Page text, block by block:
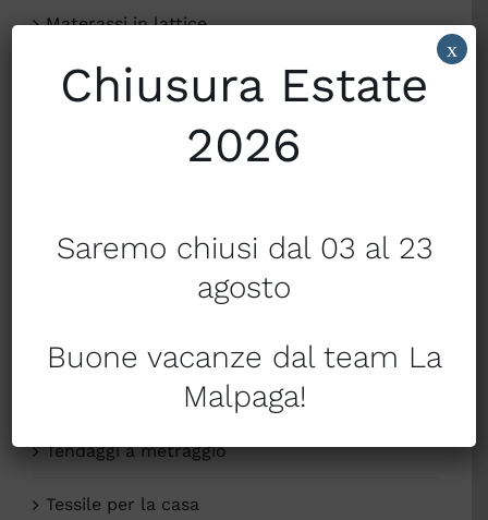
Materassi in lattice
Materassi Molle Bonnell
Materassi Molle e micro molle indipendenti
Mondo Bimbo
Piumini
Profumatori per la Casa
Tendaggi a metraggio
Tessile per la casa
Chiusura Estate
2026
Saremo chiusi dal 03 al 23
agosto
Buone vacanze dal team La
Malpaga!
x